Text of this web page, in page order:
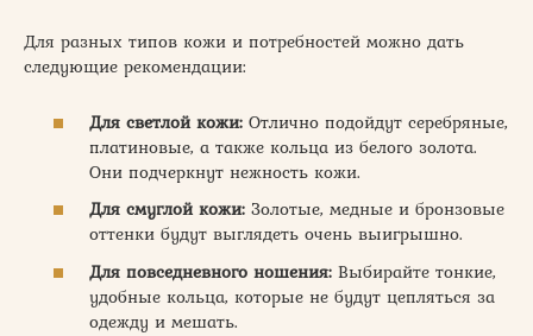
Для разных типов кожи и потребностей можно дать
следующие рекомендации:
Для светлой кожи: Отлично подойдут серебряные,
платиновые, а также кольца из белого золота.
Они подчеркнут нежность кожи.
Для смуглой кожи: Золотые, медные и бронзовые
оттенки будут выглядеть очень выигрышно.
Для повседневного ношения: Выбирайте тонкие,
удобные кольца, которые не будут цепляться за
одежду и мешать.